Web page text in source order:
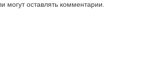
могут оставлять комментарии.